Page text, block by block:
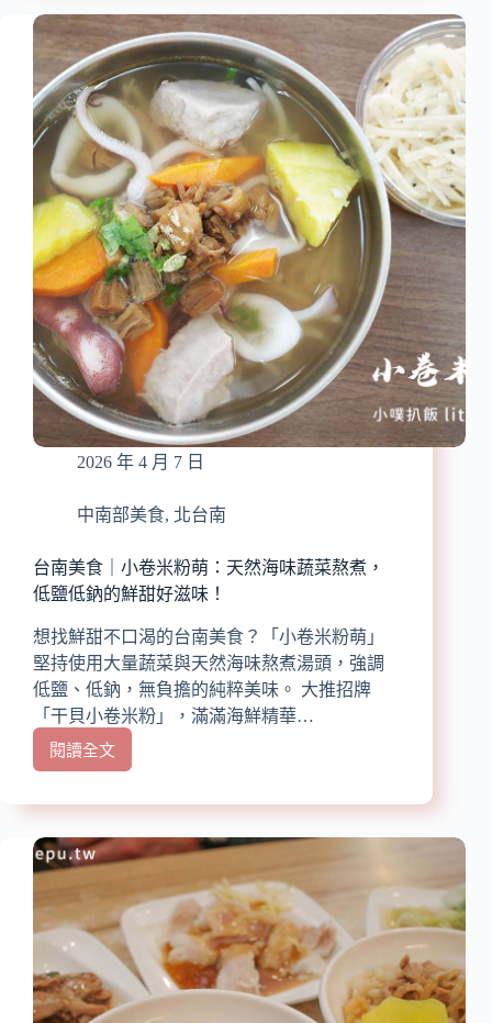
氣
冰
店
甜
點
｜
那
個
年
代
杏
仁
豆
腐
冰
民
族
店：
杏
仁
茶、
綜
合
仁
露
推
薦
2026 年 4 月 7 日
中南部美食, 北台南
台南美食｜小卷米粉萌：天然海味蔬菜熬煮，
低鹽低鈉的鮮甜好滋味！
想找鮮甜不口渴的台南美食？「小卷米粉萌」
堅持使用大量蔬菜與天然海味熬煮湯頭，強調
低鹽、低鈉，無負擔的純粹美味。 大推招牌
「干貝小卷米粉」，滿滿海鮮精華…
閱讀全文
台
美
｜
米
粉
萌：
天
然